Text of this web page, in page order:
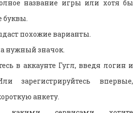
название игры или хотя бы
буквы.
похожие варианты.
нужный значок.
в аккаунте Гугл, введя логин и
зарегистрируйтесь впервые,
анкету.